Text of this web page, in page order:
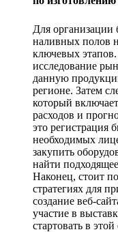
Для организации
наливных полов
ключевых
исследование
данную
регионе. Затем
который
расходов и
это регистрация
необходимых
закупить
найти
Наконец, стоит
стратегиях для
создание веб-
участие в
стартовать в этой